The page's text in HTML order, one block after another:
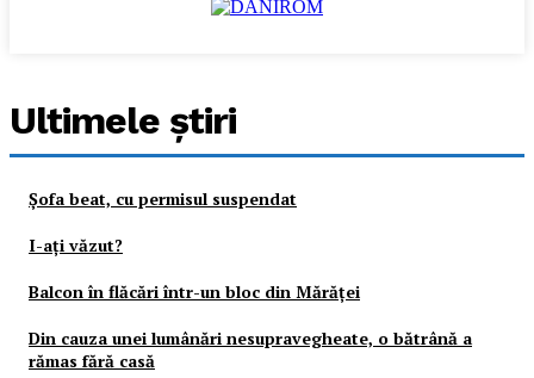
Ultimele ştiri
Şofa beat, cu permisul suspendat
I-aţi văzut?
Balcon în flăcări într-un bloc din Mărăţei
Din cauza unei lumânări nesupravegheate, o bătrână a
rămas fără casă